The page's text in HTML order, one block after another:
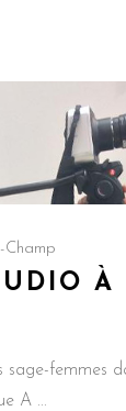
Champ
À
sage-femmes
A